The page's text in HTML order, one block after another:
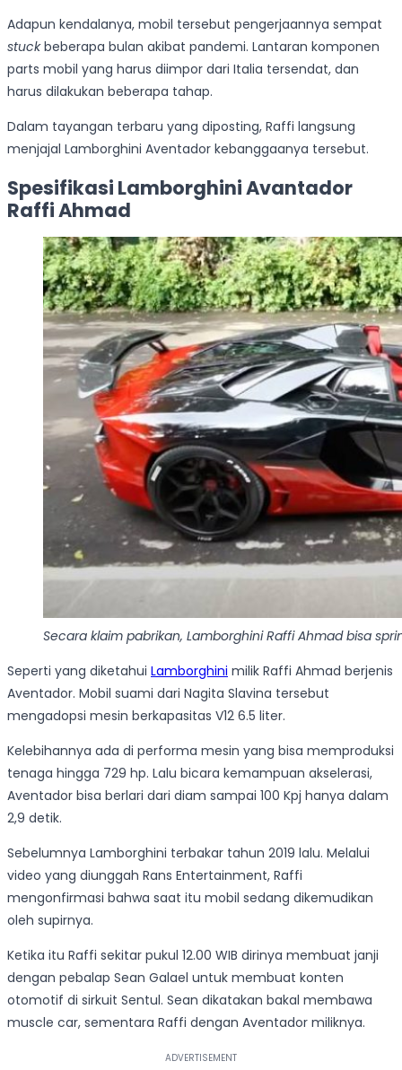
Adapun kendalanya, mobil tersebut pengerjaannya sempat
stuckbeberapa bulan akibat pandemi. Lantaran komponen
parts mobil yang harus diimpor dari Italia tersendat, dan
harus dilakukan beberapa tahap.
Dalam tayangan terbaru yang diposting, Raffi langsung
menjajal Lamborghini Aventador kebanggaanya tersebut.
Spesifikasi Lamborghini Avantador
Raffi Ahmad
Secara klaim pabrikan, Lamborghini Raffi Ahmad bisa
Seperti yang diketahui Lamborghini milik Raffi Ahmad berjenis
Aventador. Mobil suami dari Nagita Slavina tersebut
mengadopsi mesin berkapasitas V12 6.5 liter.
Kelebihannya ada di performa mesin yang bisa memproduksi
tenaga hingga 729 hp. Lalu bicara kemampuan akselerasi,
Aventador bisa berlari dari diam sampai 100 Kpj hanya dalam
2,9 detik.
Sebelumnya Lamborghini terbakar tahun 2019 lalu. Melalui
video yang diunggah Rans Entertainment, Raffi
mengonfirmasi bahwa saat itu mobil sedang dikemudikan
oleh supirnya.
Ketika itu Raffi sekitar pukul 12.00 WIB dirinya membuat janji
dengan pebalap Sean Galael untuk membuat konten
otomotif di sirkuit Sentul. Sean dikatakan bakal membawa
muscle car, sementara Raffi dengan Aventador miliknya.